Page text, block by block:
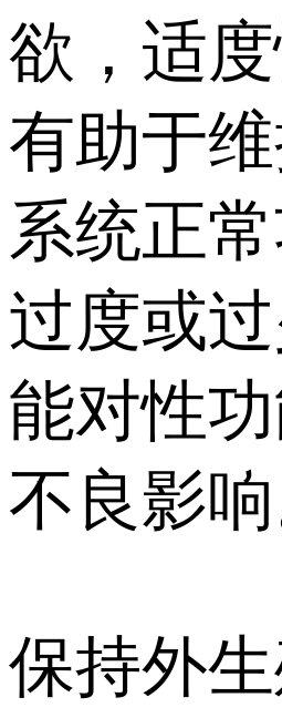
欲，适
有助于
系统正常
过度或
能对性
不良影响
保持外